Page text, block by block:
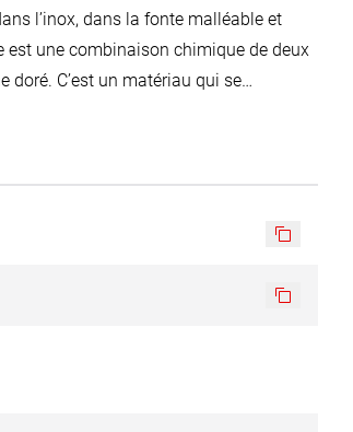
l’inox, dans la fonte malléable et
est une combinaison chimique de deux
doré. C’est un matériau qui se
élevées. Le revêtement TiN a